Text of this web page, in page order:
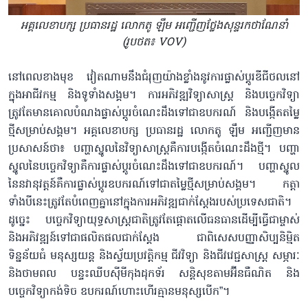
អគ្គលេខាបក្ស ប្រធានរដ្ឋ លោកតូ ឡឹម អញ្ជើញថ្លែងសុន្ទរកថាណែនាំ
(រូបថត៖ VOV)
នៅពេលខាងមុខ វៀតណាមនឹងជំរុញយ៉ាងខ្លាំងនូវការផ្លាស់ប្តូរឌីជីថលនៅ
ក្នុងអាជីវកម្ម និងទូទាំងសង្គម។ ការអភិវឌ្ឍវិទ្យាសាស្ត្រ និងបច្ចេកវិទ្យា
ត្រូវតែមានគោលបំណងផ្លាស់ប្តូរចំណេះដឹងទៅជាឧបករណ៍ និងបង្កើតតម្លៃ
ថ្មីសម្រាប់សង្គម។ អគ្គលេខាបក្ស ប្រធានរដ្ឋ លោកតូ ឡឹម អញ្ជើញមាន
ប្រសាសន៍ថា៖ បញ្ហាស្នូលនៃវិទ្យាសាស្ត្រគឺការបង្កើតចំណេះដឹងថ្មី។ បញ្ហា
ស្នូលនៃបច្ចេកវិទ្យាគឺការផ្លាស់ប្តូរចំណេះដឹងទៅជាឧបករណ៍។ បញ្ហាស្នូល
នៃនវានុវត្តន៍គឺការផ្លាស់ប្តូរឧបករណ៍ទៅជាតម្លៃថ្មីសម្រាប់សង្គម។ កត្តា
ទាំងបីនេះត្រូវតែបំពេញគ្នានៅក្នុងការអភិវឌ្ឍជាក់ស្តែងរបស់ប្រទេសជាតិ។
ដូច្នេះ បច្ចេកវិទ្យាយុទ្ធសាស្ត្រជាតិត្រូវតែផ្តោតលើធនធានដើម្បីធ្វើជាម្ចាស់
និងអភិវឌ្ឍន៍ទៅជាផលិតផលជាក់ស្តែង ជាពិសេសបញ្ញាសិប្បនិម្មិត
ទិន្នន័យធំ មនុស្សយន្ត និងស្វ័យប្រវត្តិកម្ម ជីវវិទ្យា និងជីវវេជ្ជសាស្ត្រ សម្ភារៈ
និងថាមពល បន្ទះឈីបស៊ីមីកុងដុកទ័រ សន្តិសុខតាមអ៊ីនធឺណិត និង
បច្ចេកវិទ្យាកង់ទិច ឧបករណ៍ហោះហើរគ្មានមនុស្សបើក”។